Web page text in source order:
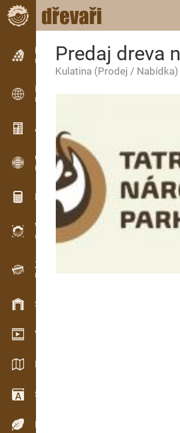
Inzerce
Řádková inzerce
Inzerce
Mezinárodní inzerce
Aktuality / Články
OPTI-TIMB
Pořezová schémata
Dřevařské kalkulačky
WoodProfi
Objem dřeva s AI
Záznamník
Evidence dřeva v terénu
Skladové hospodářství
Video showroom
Katalogy / Brožury
Slovník
Dřeviny
Predaj dreva
Kulatina (Prodej / Nabídka)